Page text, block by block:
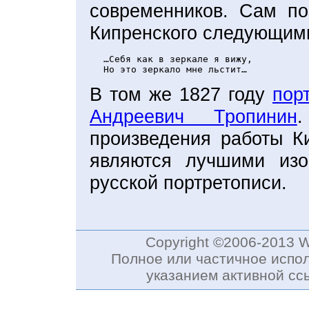
современников. Сам
Кипренского
…Себя как в зеркале я вижу,
Но это зеркало мне льстит…
В том же 1827 году
Андреевич Тропинин
произведения работы
являются лучшими
русской портретописи.
Copyright ©2006-2013
Полное или частичное
указанием активной